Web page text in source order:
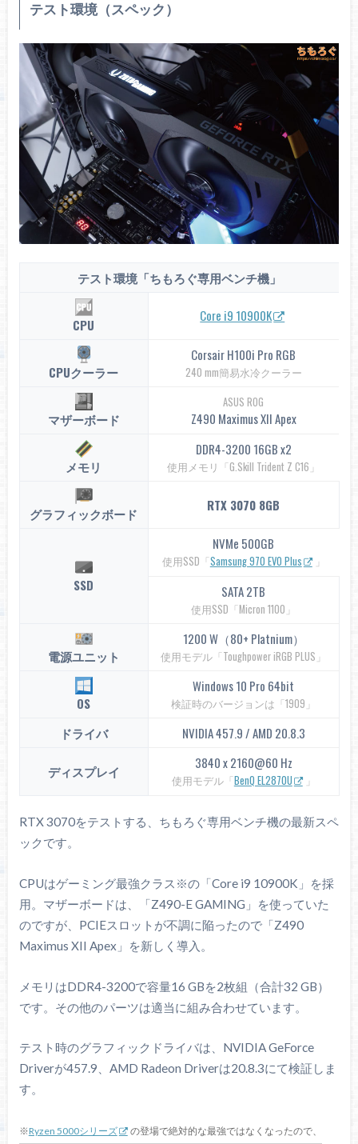
テスト環境（スペック）
テスト環境「ちもろぐ専用ベンチ機」
CPU
Core i9 10900K
CPUクーラー
Corsair H100i Pro RGB
240 mm簡易水冷クーラー
マザーボード
ASUS ROG
Z490 Maximus XII Apex
メモリ
DDR4-3200 16GB x2
使用メモリ「G.Skill Trident Z C16」
グラフィックボード RTX 3070 8GB
SSD
NVMe 500GB
使用SSD「Samsung 970 EVO Plus
SATA 2TB
使用SSD「Micron 1100」
電源ユニット
1200 W（80+ Platnium）
使用モデル「Toughpower iRGB PLUS」
OS
Windows 10 Pro 64bit
検証時のバージョンは「1909」
ドライバ NVIDIA 457.9 / AMD 20.8.3
ディスプレイ 3840 x 2160@60 Hz
使用モデル「BenQ EL2870U
RTX 3070をテストする、ちもろぐ専用ベンチ機の最新スペ
ックです。
CPUはゲーミング最強クラス※の「Core i9 10900K」を採
用。マザーボードは、「Z490-E GAMING」を使っていた
のですが、PCIEスロットが不調に陥ったので「Z490
Maximus XII Apex」を新しく導入。
メモリはDDR4-3200で容量16 GBを2枚組（合計32 GB）
です。その他のパーツは適当に組み合わせています。
テスト時のグラフィックドライバは、NVIDIA GeForce
Driverが457.9、AMD Radeon Driverは20.8.3にて検証しま
す。
※Ryzen 5000シリーズ
の登場で絶対的な最強ではなくなったので、